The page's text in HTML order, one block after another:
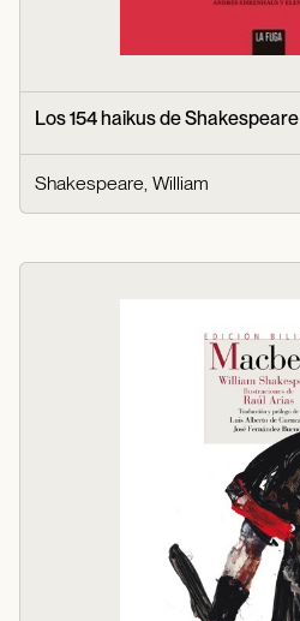
Los 154 haikus de Shakespeare
Shakespeare, William